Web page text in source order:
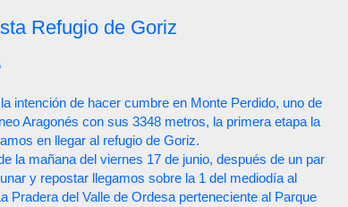
Refugio de Goriz
intención de hacer cumbre en Monte Perdido, uno de
Aragonés con sus 3348 metros, la primera etapa la
en llegar al refugio de Goriz.
la mañana del viernes 17 de junio, después de un par
y repostar llegamos sobre la 1 del mediodía al
Pradera del Valle de Ordesa perteneciente al Parque